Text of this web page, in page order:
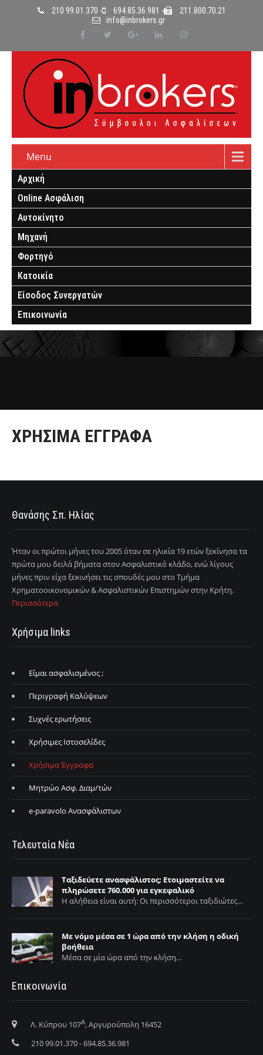
210 99.01.370 - 694.85.36.981 -
211.800.70.21
info@inbrokers.gr
Menu
Αρχική
Online Ασφάλιση
Αυτοκίνητο
Μηχανή
Φορτηγό
Κατοικία
Είσοδος Συνεργατών
Επικοινωνία
ΧΡΉΣΙΜΑ ΈΓΓΡΑΦΑ
Θανάσης Σπ. Ηλίας
Ήταν οι πρώτοι μήνες του 2005 όταν σε ηλικία 19 ετών ξεκίνησα τα
πρώτα μου δειλά βήματα στον Ασφαλιστικό κλάδο, ενώ λίγους
μήνες πριν είχα ξεκινήσει τις σπουδές μου στο Τμήμα
Χρηματοοικονομικών & Ασφαλιστικών Επιστημών στην Κρήτη.
Περισσότερα
Χρήσιμα links
Είμαι ασφαλισμένος ;
Περιγραφή Καλύψεων
Συχνές ερωτήσεις
Χρήσιμες Ιστοσελίδες
Χρήσιμα Έγγραφα
Μητρώο Ασφ. Διαμ/τών
e-paravolo Ανασφάλιστων
Τελευταία Νέα
Ταξιδεύετε ανασφάλιστος; Ετοιμαστείτε να
πληρώσετε 760.000 για εγκεφαλικό
Η αλήθεια είναι αυτή: Οι περισσότεροι ταξιδιώτες…
Με νόμο μέσα σε 1 ώρα από την κλήση η οδική
βοήθεια
Μέσα σε μία ώρα από την κλήση…
Επικοινωνία
Λ. Κύπρου 107Α, Αργυρούπολη 16452
210 99.01.370 - 694.85.36.981